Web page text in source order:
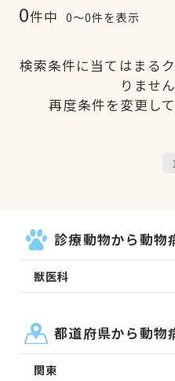
0件中 0〜0件を表示
検索条件に当てはまる
りませ
再度条件を変更し
診療動物から動物
獣医科
都道府県から動物
関東